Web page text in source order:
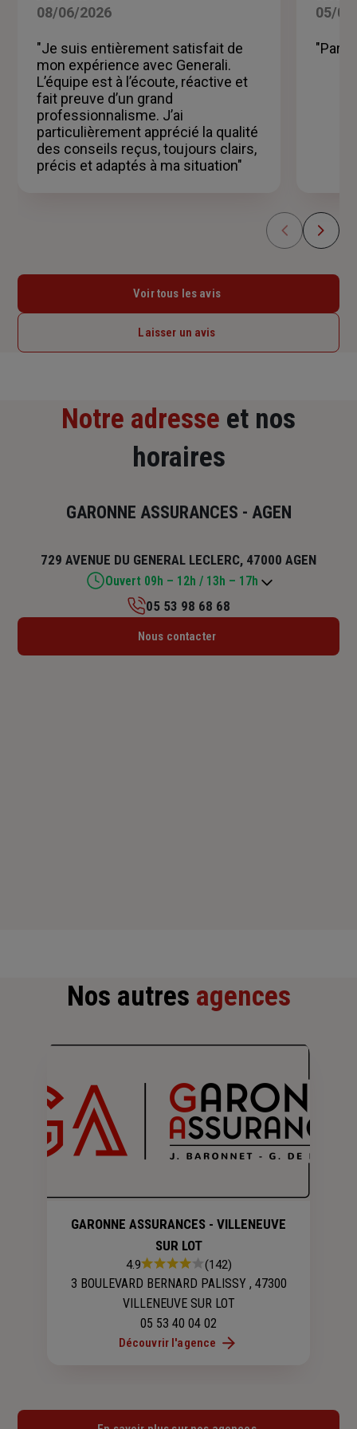
étoiles
08/06/2026
"Je suis entièrement satisfait de
mon expérience avec Generali.
L’équipe est à l’écoute, réactive et
fait preuve d’un grand
professionnalisme. J’ai
particulièrement apprécié la qualité
des conseils reçus, toujours clairs,
précis et adaptés à ma situation"
05/
Voir tous les avis
Laisser un avis
Notre adresse et nos
horaires
GARONNE ASSURANCES - AGEN
729 AVENUE DU GENERAL LECLERC, 47000 AGEN
Ouvert 09h – 12h / 13h – 17h
Lundi : 09h – 12h / 13h – 18h
05 53 98 68 68
Nous contacter
Nos autres agences
GARONNE ASSURANCES - VILLENEUVE
SUR LOT
Note
:
sur
étoiles
4.9 (142)
3 BOULEVARD BERNARD PALISSY , 47300
VILLENEUVE SUR LOT
05 53 40 04 02
Découvrir l'agence